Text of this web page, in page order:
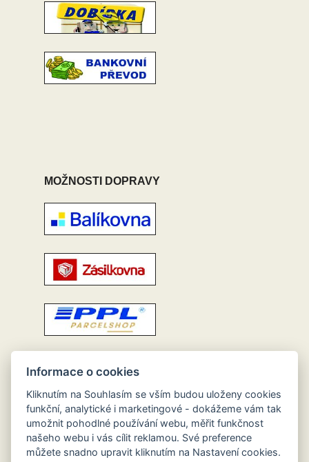
MOŽNOSTI DOPRAVY
Informace o cookies
Kliknutím na Souhlasím se vším budou uloženy cookies
funkční, analytické i marketingové - dokážeme vám tak
umožnit pohodlné používání webu, měřit funkčnost
našeho webu i vás cílit reklamou. Své preference
můžete snadno upravit kliknutím na Nastavení cookies.